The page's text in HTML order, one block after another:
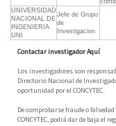
UNIVERSIDAD
NACIONAL DE
INGENIERIA
UNI
Jefe de Grupo
de
Investigacion
Contactar investigador Aquí
Los investigadores son
Directorio Nacional de
oportunidad por el CONCYTEC.
De comprobarse fraude o
CONCYTEC, podrá dar de baja